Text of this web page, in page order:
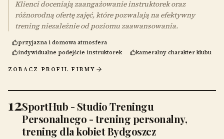
Klienci doceniają zaangażowanie instruktorek oraz
różnorodną ofertę zajęć, które pozwalają na efektywny
trening niezależnie od poziomu zaawansowania.
przyjazna i domowa atmosfera
indywidualne podejście instruktorek
kameralny charakter klubu
ZOBACZ PROFIL FIRMY
12SportHub - Studio Treningu
Personalnego - trening personalny,
trening dla kobiet Bydgoszcz